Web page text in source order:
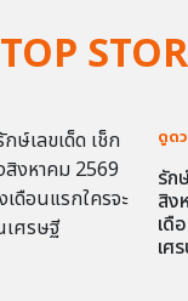
TOP
ดูด
รัก
สิง
เดื
เศ